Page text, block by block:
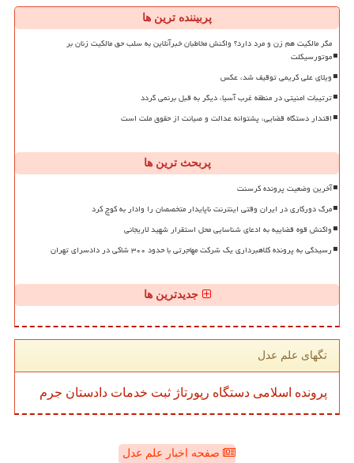
پربیننده ترین ها
مگر مالکیت هم زن و مرد دارد؟ واکنش مخاطبان خبرآنلاین به سلب حق مالکیت زنان بر
موتورسیکلت
ویلای علی کریمی توقیف شد، عکس
ترتیبات امنیتی در منطقه غرب آسیا، دیگر به قبل برنمی گردد
اقتدار دستگاه قضایی، پشتوانه عدالت و صیانت از حقوق ملت است
پربحث ترین ها
آخرین وضعیت پرونده کرسنت
مرگ دورکاری در ایران وقتی اینترنت ناپایدار متخصصان را وادار به کوچ کرد
واکنش قوه قضاییه به ادعای شناسایی محل استقرار شهید لاریجانی
رسیدگی به پرونده کلاهبرداری یک شرکت مهاجرتی با حدود ۳۰۰ شاکی در دادسرای تهران
جدیدترین ها
تگهای علم عدل
پرونده اسلامی دستگاه رپورتاژ ثبت خدمات دادستان جرم
صفحه اخبار علم عدل